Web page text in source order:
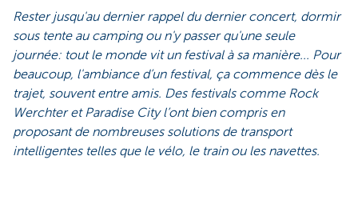
Rester jusqu'au dernier rappel du dernier concert, dormir
sous tente au camping ou n'y passer qu'une seule
journée: tout le monde vit un festival à sa manière... Pour
beaucoup, l'ambiance d’un festival, ça commence dès le
trajet, souvent entre amis. Des festivals comme Rock
Werchter et Paradise City l’ont bien compris en
proposant de nombreuses solutions de transport
intelligentes telles que le vélo, le train ou les navettes.